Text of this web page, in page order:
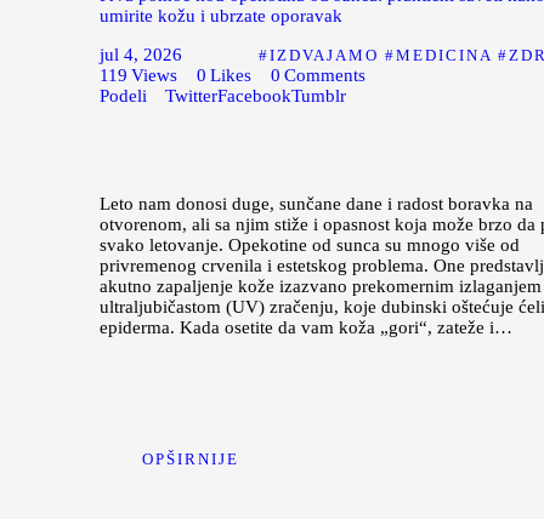
umirite kožu i ubrzate oporavak
jul 4, 2026
IZDVAJAMO MEDICINA
119 Views 0 Likes 0 Comments
Podeli
TwitterFacebookTumblr
Leto nam donosi duge, sunčane dane i radost boravka na
otvorenom, ali sa njim stiže i opasnost koja može brzo da
svako letovanje. Opekotine od sunca su mnogo više od
privremenog crvenila i estetskog problema. One
akutno zapaljenje kože izazvano prekomernim izlaganjem
ultraljubičastom (UV) zračenju, koje dubinski oštećuje
epiderma. Kada osetite da vam koža „gori“, zateže i…
OPŠIRNIJE